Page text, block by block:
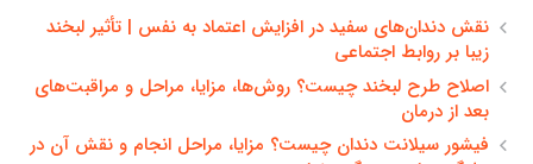
نقش دندان‌های سفید در افزایش اعتماد به نفس | تأثیر لبخند
زیبا بر روابط اجتماعی
اصلاح طرح لبخند چیست؟ روش‌ها، مزایا، مراحل و مراقبت‌های
بعد از درمان
فیشور سیلانت دندان چیست؟ مزایا، مراحل انجام و نقش آن در